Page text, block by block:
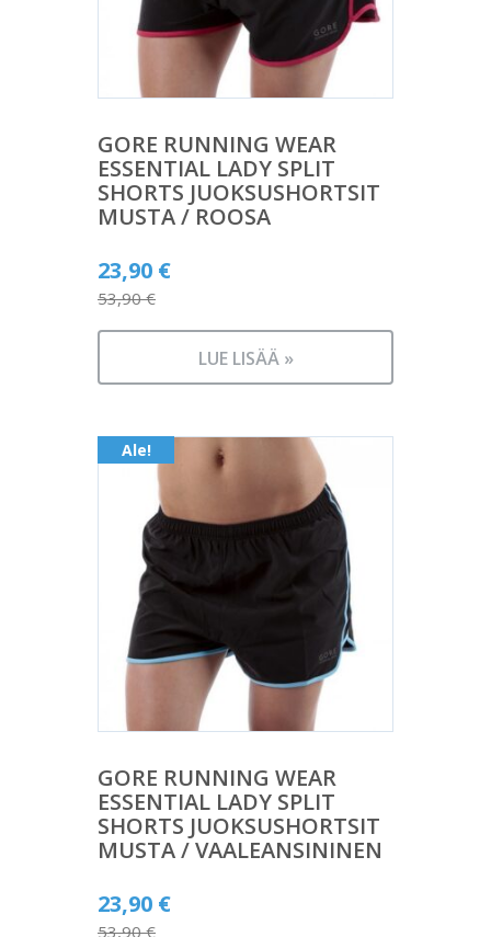
GORE RUNNING WEAR
ESSENTIAL LADY SPLIT
SHORTS JUOKSUSHORTSIT
MUSTA / ROOSA
53,90€
Alkuperäinen
hinta
oli:
23,90 €
Nykyinen
on:
LUE LISÄÄ »
Ale!
GORE RUNNING WEAR
ESSENTIAL LADY SPLIT
SHORTS JUOKSUSHORTSIT
MUSTA / VAALEANSININEN
53,90€
Alkuperäinen
23,90 €